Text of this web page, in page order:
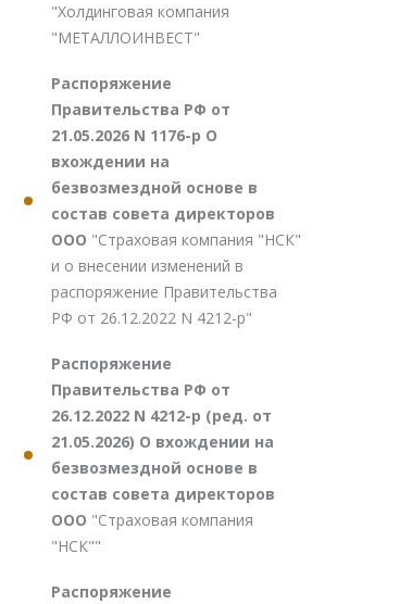
"Холдинговая компания
"МЕТАЛЛОИНВЕСТ"
Распоряжение
Правительства РФ от
21.05.2026 N 1176-р О
вхождении на
безвозмездной основе в
состав совета директоров
ООО "Страховая компания "НСК"
и о внесении изменений в
распоряжение Правительства
РФ от 26.12.2022 N 4212-р"
Распоряжение
Правительства РФ от
26.12.2022 N 4212-р (ред. от
21.05.2026) О вхождении на
безвозмездной основе в
состав совета директоров
ООО "Страховая компания
"НСК""
Распоряжение